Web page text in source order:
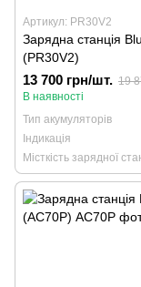
Артикул: PR30V2
Зарядна станція
(PR30V2)
13 700 грн/шт. 19
В наявності
Тип акумуляторів
Індикація
Місткість зарядної